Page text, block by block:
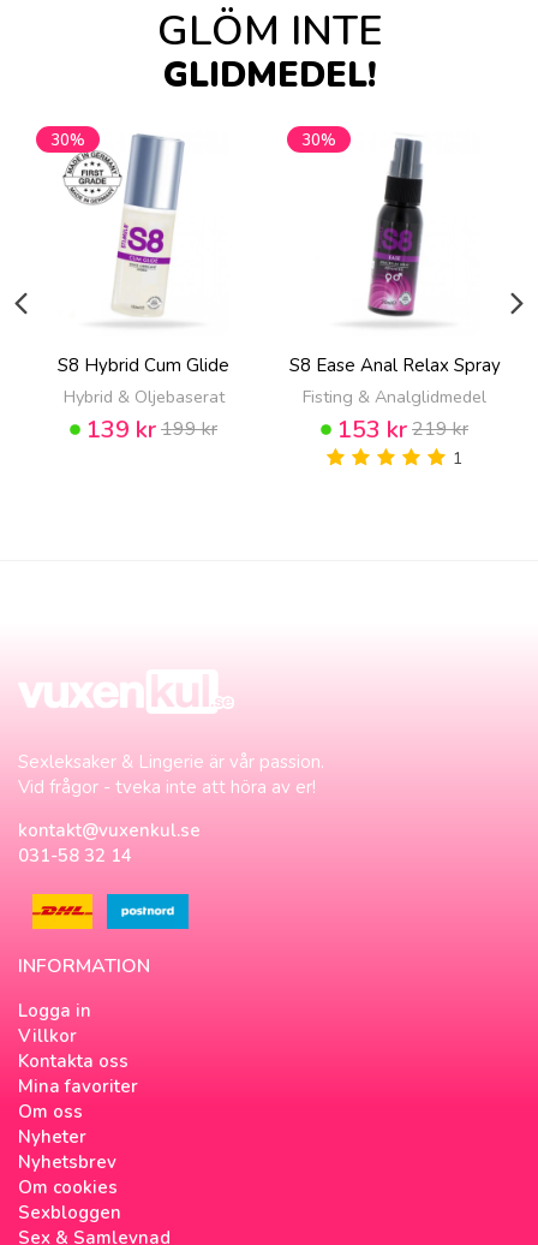
GLÖM INTE
GLIDMEDEL!
30%
S8 Hybrid Cum Glide
Hybrid & Oljebaserat
139 kr199 kr
30%
S8 Ease Anal Relax Spray
Fisting & Analglidmedel
153 kr219 kr
1
Sexleksaker & Lingerie är vår passion.
Vid frågor - tveka inte att höra av er!
kontakt@vuxenkul.se
031-58 32 14
INFORMATION
Logga in
Villkor
Kontakta oss
Mina favoriter
Om oss
Nyheter
Nyhetsbrev
Om cookies
Sexbloggen
Sex & Samlevnad